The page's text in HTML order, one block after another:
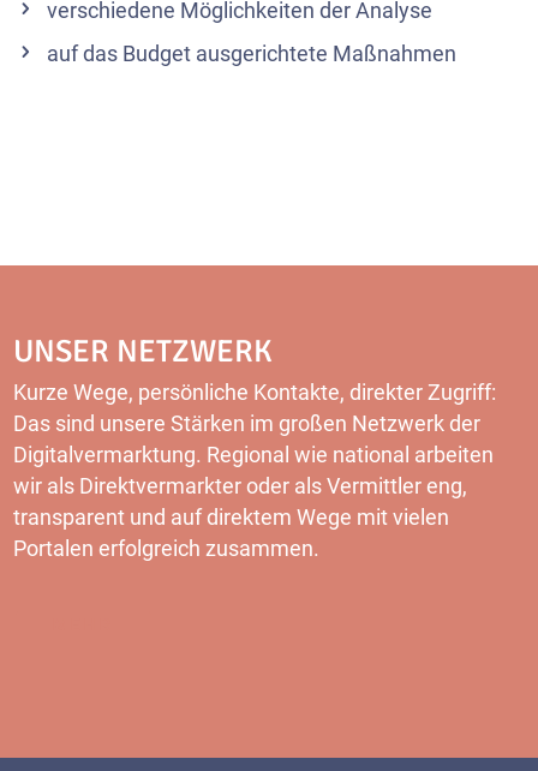
verschiedene Möglichkeiten der Analyse
auf das Budget ausgerichtete Maßnahmen
UNSER NETZWERK
Kurze Wege, persönliche Kontakte, direkter Zugriff:
Das sind unsere Stärken im großen Netzwerk der
Digitalvermarktung. Regional wie national arbeiten
wir als Direktvermarkter oder als Vermittler eng,
transparent und auf direktem Wege mit vielen
Portalen erfolgreich zusammen.